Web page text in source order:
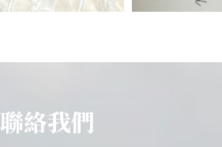
聯絡我們